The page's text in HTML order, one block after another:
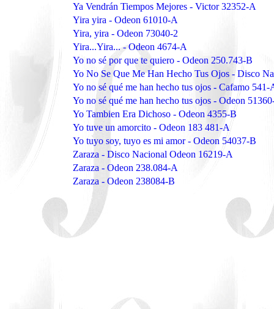
Ya Vendrán Tiempos Mejores - Victor 32352-A
Yira yira - Odeon 61010-A
Yira, yira - Odeon 73040-2
Yira...Yira... - Odeon 4674-A
Yo no sé por que te quiero - Odeon 250.743-B
Yo No Se Que Me Han Hecho Tus Ojos - Disco
Yo no sé qué me han hecho tus ojos - Cafamo 541-
Yo no sé qué me han hecho tus ojos - Odeon
Yo Tambien Era Dichoso - Odeon 4355-B
Yo tuve un amorcito - Odeon 183 481-A
Yo tuyo soy, tuyo es mi amor - Odeon 54037-B
Zaraza - Disco Nacional Odeon 16219-A
Zaraza - Odeon 238.084-A
Zaraza - Odeon 238084-B